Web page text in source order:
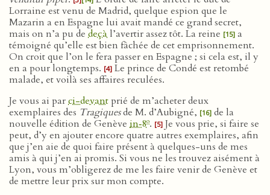
Lorraine est venu de Madrid, quelque espion que le
Mazarin a en Espagne lui avait mandé ce grand secret,
mais on n’a pu de deçàl’avertir assez tôt. La reine [15] a
témoigné qu’elle est bien fâchée de cet emprisonnement.
On croit que l’on le fera passer en Espagne ; si cela est, il y
en a pour longtemps. [4] Le prince de Condé est retombé
malade, et voilà ses affaires reculées.
Je vous ai parci-devantprié de m’acheter deux
exemplaires des Tragiquesde M. d’Aubigné, [16] de la
nouvelle édition de Genève in‑8o. [5] Je vous prie, si faire se
peut, d’y en ajouter encore quatre autres exemplaires, afin
que j’en aie de quoi faire présent à quelques-uns de mes
amis à qui j’en ai promis. Si vous ne les trouvez aisément à
Lyon, vous m’obligerez de me les faire venir de Genève et
de mettre leur prix sur mon compte.